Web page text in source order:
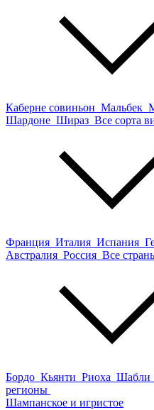
Каберне совиньон Мальбек
Шардоне Шираз Все сорта
Франция Италия Испания
Австралия Россия Все
Бордо Кьянти Риоха Шабли
регионы
Шампанское и игристое